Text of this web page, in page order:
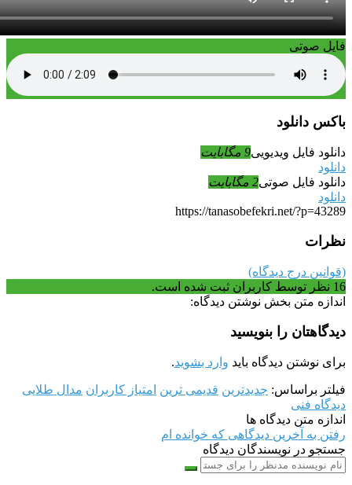
فایل صوتی
باکس دانلود
دانلود فایل ویدیویی9 مگابایت
دانلود
دانلود فایل صوتی2 مگابایت
دانلود
https://tanasobefekri.net/?p=43289
نظرات
(قوانین درج دیدگاه)
16 نظر توسط کاربران ثبت شده است.
اندازه متن بخش نوشتن دیدگاه:
دیدگاهتان را بنویسید
برای نوشتن دیدگاه باید وارد بشوید.
فیلتر براساس: جدیدترین قدیمی ترین امتیاز کاربران مدال طلایی
دیدگاه فنی
اندازه متن دیدگاه ها
رفتن به آخرین دیدگاهی که خوانده ام
جستجو در نویسندگان دیدگاه